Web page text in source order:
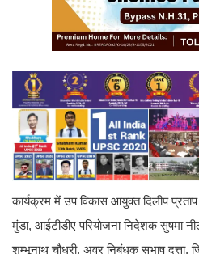
कार्यक्रम में उप विकास आयुक्त दिलीप
मुंडा, आईटीडीए परियोजना निदेशक सुषमा
शम्भूनाथ चौधरी, अवर निबंधक सुभाष दत्ता,